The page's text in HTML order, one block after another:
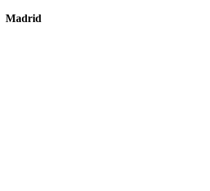
Madrid